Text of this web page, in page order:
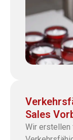
Sales
Wir erstellen